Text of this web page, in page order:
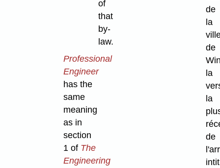
of
that
by-
law.
Professional
Engineer
has the
same
meaning
as in
section
1 of The
Engineering
de
la
de
la
la
de